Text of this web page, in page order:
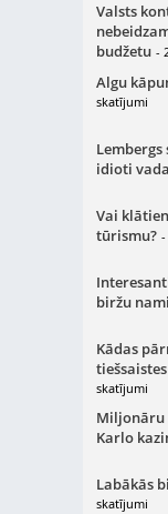
Valsts
budžetu -
Algu
skatījumi
Lembergs
idioti
Vai
tūrismu? -
biržu
Kādas
skatījumi
Miljonāru
Karlo
Labākās
skatījumi